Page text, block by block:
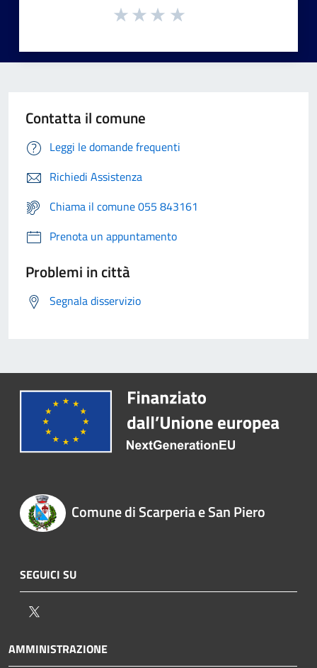
Contatta il comune
Leggi le domande frequenti
Richiedi Assistenza
Chiama il comune 055 843161
Prenota un appuntamento
Problemi in città
Segnala disservizio
Comune di Scarperia e San Piero
SEGUICI SU
AMMINISTRAZIONE